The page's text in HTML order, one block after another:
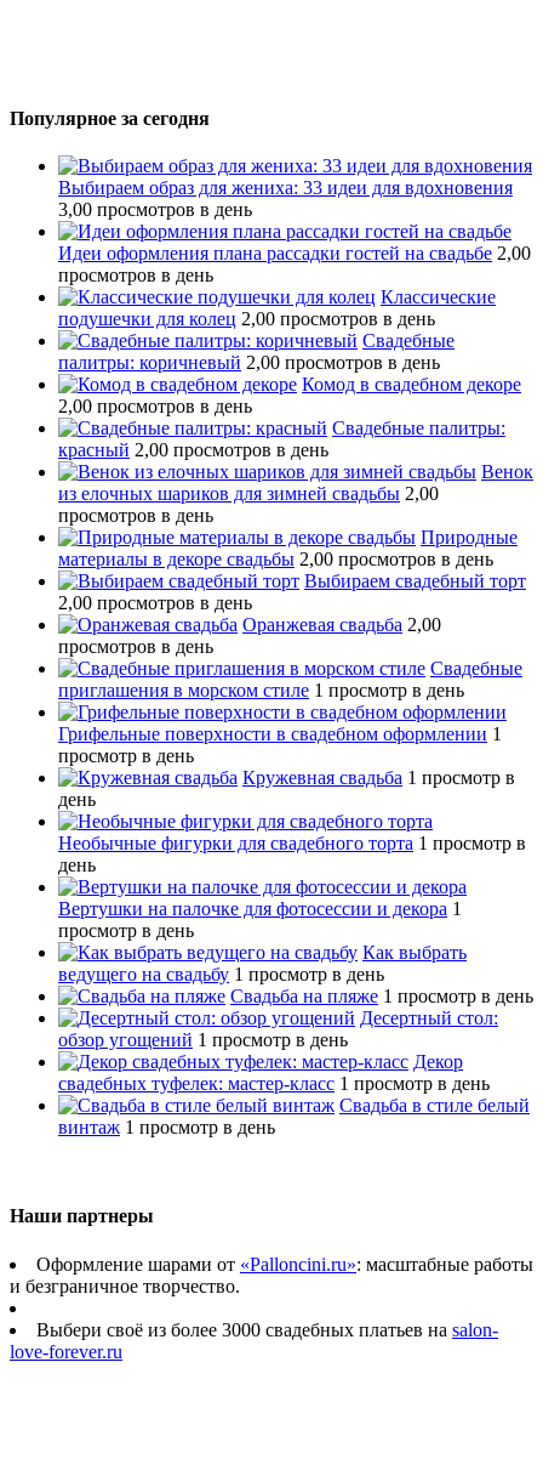
Популярное за сегодня
Выбираем образ для жениха: 33 идеи для вдохновения
3,00 просмотров в день
Идеи оформления плана рассадки гостей на свадьбе 2,00
просмотров в день
Классические
подушечки для колец 2,00 просмотров в день
Свадебные
палитры: коричневый 2,00 просмотров в день
Комод в свадебном декоре
2,00 просмотров в день
Свадебные палитры:
красный 2,00 просмотров в день
Венок
из елочных шариков для зимней свадьбы 2,00
просмотров в день
Природные
материалы в декоре свадьбы 2,00 просмотров в день
Выбираем свадебный торт
2,00 просмотров в день
Оранжевая свадьба 2,00
просмотров в день
Свадебные
приглашения в морском стиле 1 просмотр в день
Грифельные поверхности в свадебном оформлении 1
просмотр в день
Кружевная свадьба 1 просмотр в
день
Необычные фигурки для свадебного торта 1 просмотр в
день
Вертушки на палочке для фотосессии и декора 1
просмотр в день
Как выбрать
ведущего на свадьбу 1 просмотр в день
Свадьба на пляже 1 просмотр в день
Десертный стол:
обзор угощений 1 просмотр в день
Декор
свадебных туфелек: мастер-класс 1 просмотр в день
Свадьба в стиле белый
винтаж 1 просмотр в день
Наши партнеры
Оформление шарами от «Palloncini.ru»: масштабные работы
и безграничное творчество.
Выбери своё из более 3000 свадебных платьев на salon-
love-forever.ru